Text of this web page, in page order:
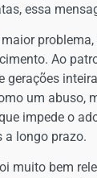
essa
Ao
gerações
um abuso,
impede o
a longo prazo.
muito bem